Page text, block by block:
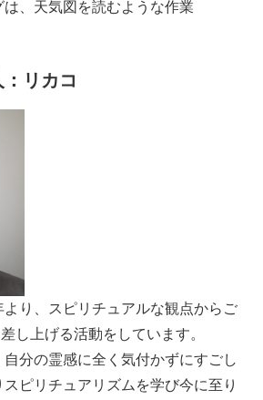
、天気図を読むような作業
リカコ
り、スピリチュアルな観点からご
し上げる活動をしています。
分の霊感に全く気付かずにすごし
ピリチュアリズムを学び今に至り